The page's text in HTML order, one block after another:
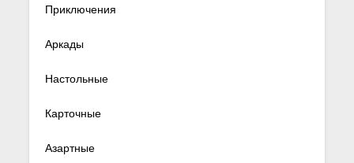
Приключения
Аркады
Настольные
Карточные
Азартные